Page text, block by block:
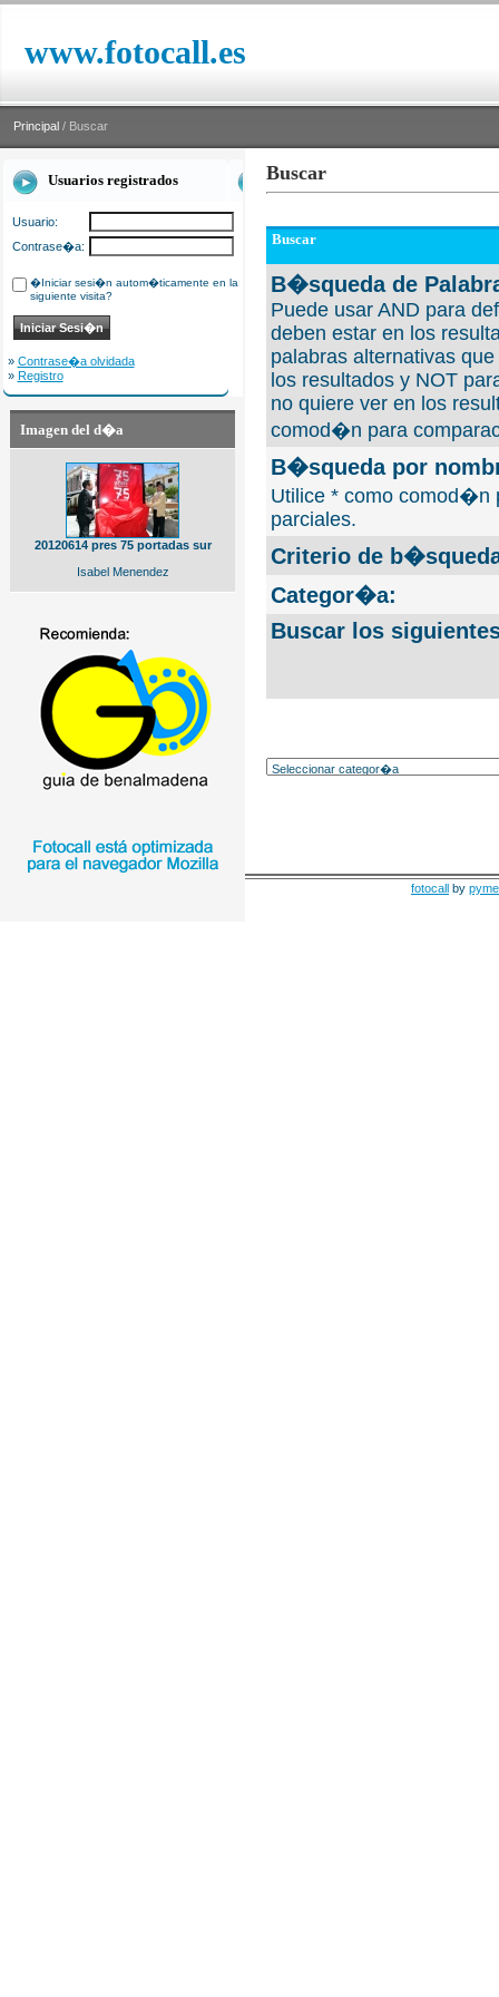
www.fotocall.es
Principal / Buscar
Usuarios registrados
Usuario:
Contrase�a:
�Iniciar sesi�n autom�ticamente en la
siguiente visita?
» Contrase�a olvidada
» Registro
Imagen del d�a
20120614 pres 75 portadas sur
Isabel Menendez
Buscar
Buscar
B�squeda de
Puede usar AND para
deben estar en los
palabras alternativas
los resultados y NOT
no quiere ver en los
comod�n para
B�squeda por
Utilice * como comod�n
parciales.
Criterio de
Categor�a:
Buscar los
fotocall by